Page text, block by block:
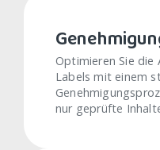
Optimieren Sie die
Labels mit einem
nur geprüfte